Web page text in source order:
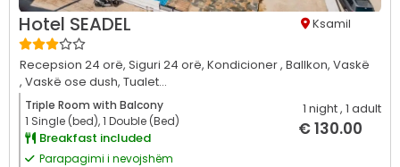
Hotel SEADEL Ksamil
Recepsion 24 orë, Siguri 24 orë, Kondicioner , Ballkon, Vaskë
, Vaskë ose dush, Tualet...
Triple Room with Balcony
1 Single (bed), 1 Double (Bed)
Breakfast included
Parapagimi i nevojshëm
1 night, 1 adult
€ 130.00